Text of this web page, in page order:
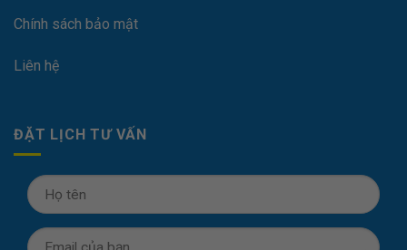
Chính sách bảo mật
Liên hệ
ĐẶT LỊCH TƯ VẤN